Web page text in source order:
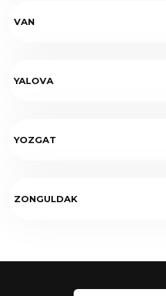
VAN
YALOVA
YOZGAT
ZONGULDAK